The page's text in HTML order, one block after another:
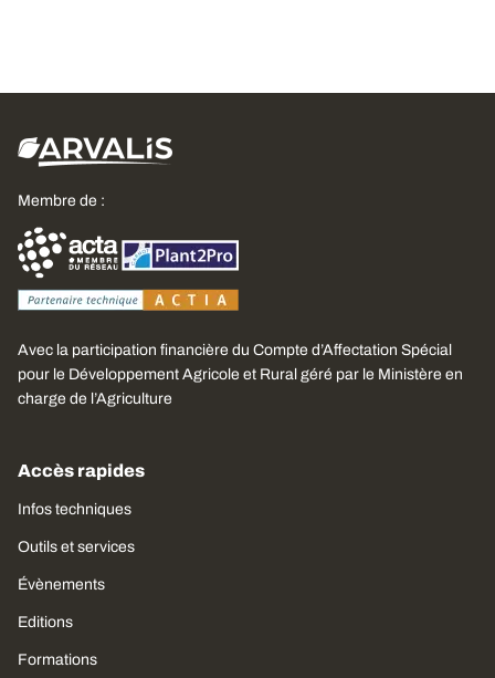
Membre de :
Avec la participation financière du Compte d’Affectation Spécial
pour le Développement Agricole et Rural géré par le Ministère en
charge de l’Agriculture
Accès rapides
Infos techniques
Outils et services
Évènements
Editions
Formations